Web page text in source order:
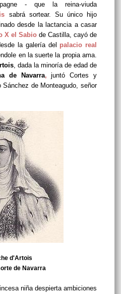
- que la reina-viuda
sabrá sortear. Su único hijo
desde la lactancia a casar
X el Sabio de Castilla, cayó de
la galería del palacio real
en la suerte la propia ama.
, dada la minoría de edad de
de Navarra, juntó Cortes y
Sánchez de Monteagudo, señor
d'Artois
de Navarra
niña despierta ambiciones